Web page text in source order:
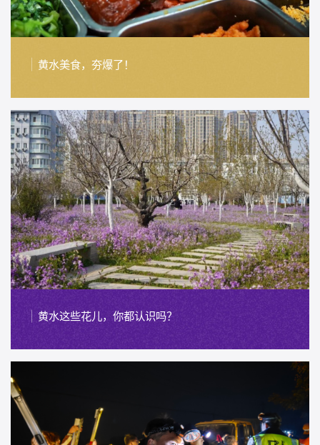
黄水美食，夯爆了！
黄水这些花儿，你都认识吗？